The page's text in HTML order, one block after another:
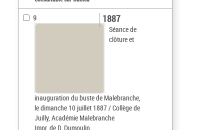
9
Séance de
clôture et
inauguration du buste de Malebranche,
le dimanche 10 juillet 1887 / Collège de
Juilly, Académie Malebranche
Impr. de D. Dumoulin
1887